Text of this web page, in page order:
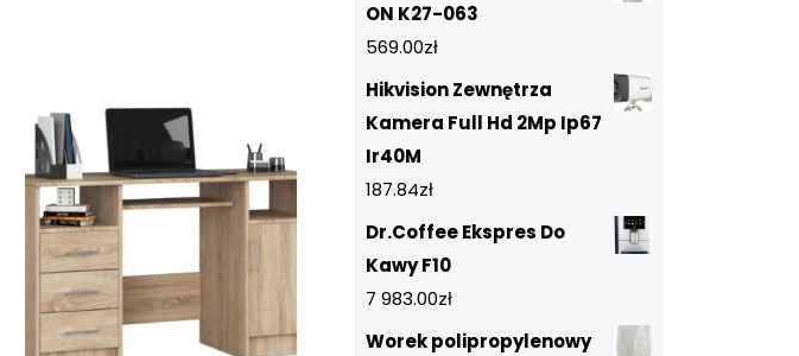
ON K27-063
569.00zł
Hikvision Zewnętrza
Kamera Full Hd 2Mp Ip67
Ir40M
187.84zł
Dr.Coffee Ekspres Do
Kawy F10
7 983.00zł
Worek polipropylenowy